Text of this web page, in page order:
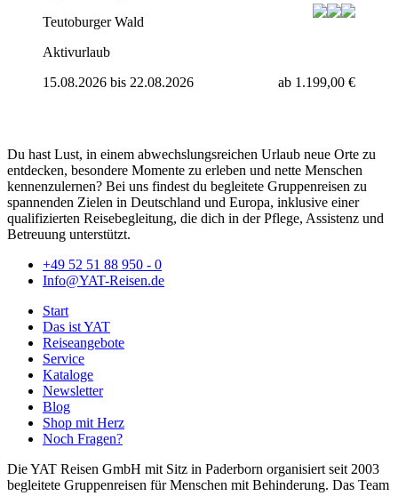
Teutoburger Wald
Aktivurlaub
15.08.2026 bis 22.08.2026 ab 1.199,00 €
Du hast Lust, in einem abwechslungsreichen Urlaub neue Orte zu
entdecken, besondere Momente zu erleben und nette Menschen
kennenzulernen? Bei uns findest du begleitete Gruppenreisen zu
spannenden Zielen in Deutschland und Europa, inklusive einer
qualifizierten Reisebegleitung, die dich in der Pflege, Assistenz und
Betreuung unterstützt.
+49 52 51 88 950 - 0
Info@YAT-Reisen.de
Start
Das ist YAT
Reiseangebote
Service
Kataloge
Newsletter
Blog
Shop mit Herz
Noch Fragen?
Die YAT Reisen GmbH mit Sitz in Paderborn organisiert seit 2003
begleitete Gruppenreisen für Menschen mit Behinderung. Das Team